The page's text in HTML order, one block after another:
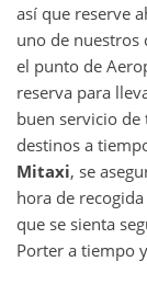
así que reserve
uno de nuestros
el punto de
reserva para
buen servicio de
destinos a
Mitaxi, se
hora de
que se sienta
Porter a tiempo